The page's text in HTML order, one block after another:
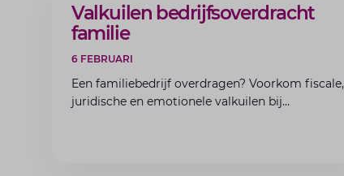
ARTIKEL
Valkuilen bedrijfsoverdracht
familie
6 FEBRUARI
Een familiebedrijf overdragen? Voorkom fiscale,
juridische en emotionele valkuilen bij